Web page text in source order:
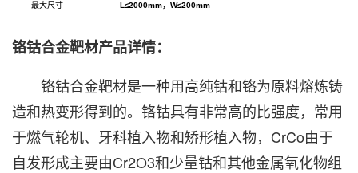
最大尺寸 L≤2000mm，W≤200mm
铬钴合金靶材产品详情：
铬钴合金靶材是一种用高纯钴和铬为原料熔炼铸
造和热变形得到的。铬钴具有非常高的比强度，常用
于燃气轮机、牙科植入物和矫形植入物，CrCo由于
自发形成主要由Cr2O3和少量钴和其他金属氧化物组